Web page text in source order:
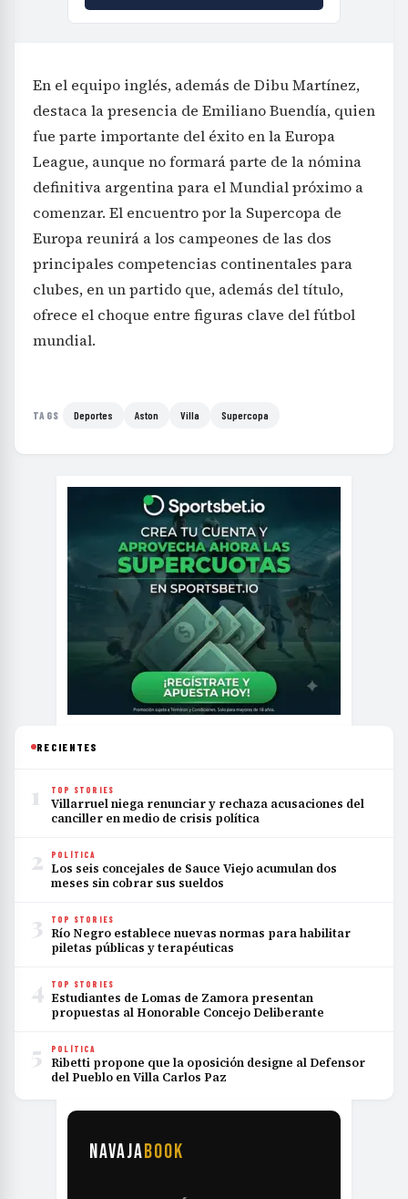
En el equipo inglés, además de Dibu Martínez,
destaca la presencia de Emiliano Buendía, quien
fue parte importante del éxito en la Europa
League, aunque no formará parte de la nómina
definitiva argentina para el Mundial próximo a
comenzar. El encuentro por la Supercopa de
Europa reunirá a los campeones de las dos
principales competencias continentales para
clubes, en un partido que, además del título,
ofrece el choque entre figuras clave del fútbol
mundial.
TAGS Deportes Aston Villa Supercopa
RECIENTES
1 TOP STORIES
Villarruel niega renunciar y rechaza acusaciones del
canciller en medio de crisis política
2 POLÍTICA
Los seis concejales de Sauce Viejo acumulan dos
meses sin cobrar sus sueldos
3 TOP STORIES
Río Negro establece nuevas normas para habilitar
piletas públicas y terapéuticas
4 TOP STORIES
Estudiantes de Lomas de Zamora presentan
propuestas al Honorable Concejo Deliberante
5 POLÍTICA
Ribetti propone que la oposición designe al Defensor
del Pueblo en Villa Carlos Paz
NAVAJABOOK